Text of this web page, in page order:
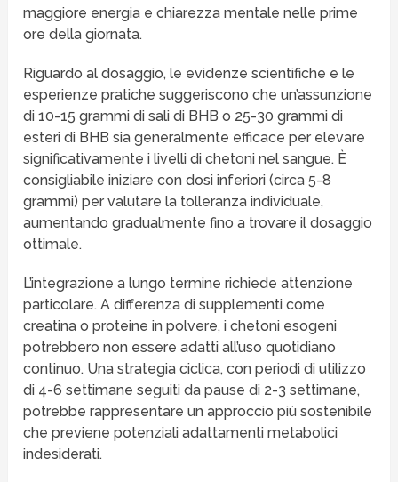
maggiore energia e chiarezza mentale nelle prime
ore della giornata.
Riguardo al dosaggio, le evidenze scientifiche e le
esperienze pratiche suggeriscono che un’assunzione
di 10-15 grammi di sali di BHB o 25-30 grammi di
esteri di BHB sia generalmente efficace per elevare
significativamente i livelli di chetoni nel sangue. È
consigliabile iniziare con dosi inferiori (circa 5-8
grammi) per valutare la tolleranza individuale,
aumentando gradualmente fino a trovare il dosaggio
ottimale.
L’integrazione a lungo termine richiede attenzione
particolare. A differenza di supplementi come
creatina o proteine in polvere, i chetoni esogeni
potrebbero non essere adatti all’uso quotidiano
continuo. Una strategia ciclica, con periodi di utilizzo
di 4-6 settimane seguiti da pause di 2-3 settimane,
potrebbe rappresentare un approccio più sostenibile
che previene potenziali adattamenti metabolici
indesiderati.